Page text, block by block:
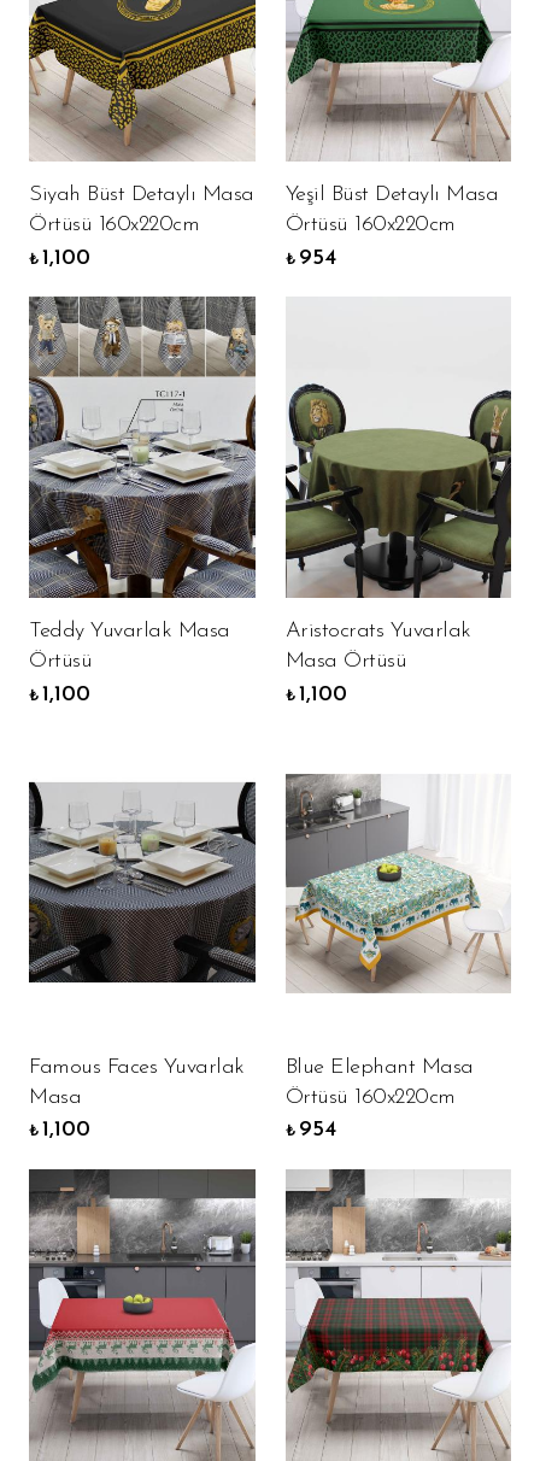
Siyah Büst Detaylı Masa
Örtüsü 160x220cm
₺ 1,100
Yeşil Büst Detaylı Masa
Örtüsü 160x220cm
₺ 954
Teddy Yuvarlak Masa
Örtüsü
₺ 1,100
Aristocrats Yuvarlak
Masa Örtüsü
₺ 1,100
Famous Faces Yuvarlak
Masa
₺ 1,100
Blue Elephant Masa
Örtüsü 160x220cm
₺ 954